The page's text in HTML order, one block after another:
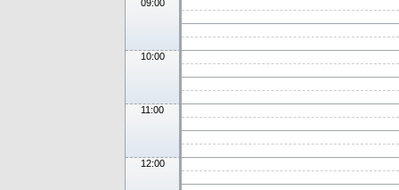
09:00
10:00
11:00
12:00